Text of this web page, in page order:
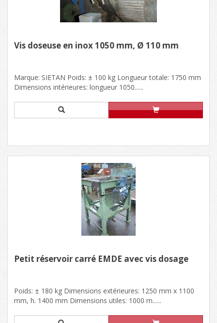
Vis doseuse en inox 1050 mm, Ø 110 mm
Marque: SIETAN Poids: ± 100 kg Longueur totale: 1750 mm
Dimensions intérieures: longueur 1050......
Petit réservoir carré EMDE avec vis dosage
Poids: ± 180 kg Dimensions extérieures: 1250 mm x 1100
mm, h. 1400 mm Dimensions utiles: 1000 m......